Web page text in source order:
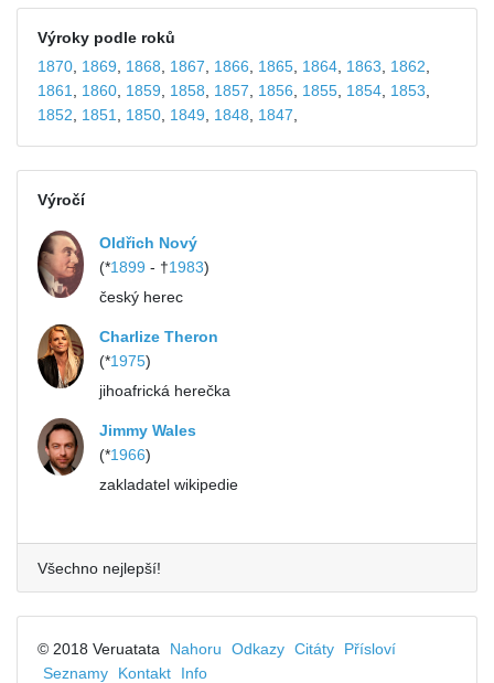
Výroky podle roků
1870, 1869 1868 1867 1866 1865, 1864, 1863 1862
1861
1860, 1859 1858 1857 1856 1855, 1854, 1853
1852
1851 1850, 1849 1848 1847
Výročí
Oldřich Nový
(*1899 - †1983)
český herec
Charlize Theron
(*1975)
jihoafrická herečka
Jimmy Wales
(*1966)
zakladatel wikipedie
Všechno nejlepší!
© 2018 Veruatata Nahoru Odkazy Citáty
Přísloví
Seznamy
Kontakt Info